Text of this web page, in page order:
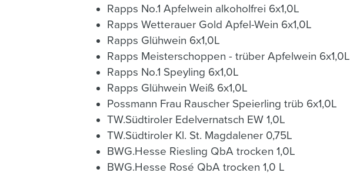
Rapps No.1 Apfelwein alkoholfrei 6x1,0L
Rapps Wetterauer Gold Apfel-Wein 6x1,0L
Rapps Glühwein 6x1,0L
Rapps Meisterschoppen - trüber Apfelwein 6x1,0L
Rapps No.1 Speyling 6x1,0L
Rapps Glühwein Weiß 6x1,0L
Possmann Frau Rauscher Speierling trüb 6x1,0L
TW.Südtiroler Edelvernatsch EW 1,0L
TW.Südtiroler Kl. St. Magdalener 0,75L
BWG.Hesse Riesling QbA trocken 1,0L
BWG.Hesse Rosé QbA trocken 1,0 L